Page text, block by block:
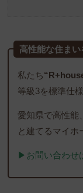
高性能な住ま
私たち
等級3を標準仕
愛知県で高性能
と建てるマイホ
▶︎お問い合わせ